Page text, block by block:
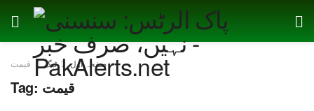
صفحہ اول ٹیگ قیمت
Tag: قیمت